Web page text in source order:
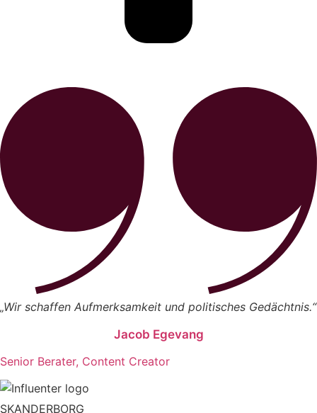
„Wir schaffen Aufmerksamkeit und politisches Gedächtnis.“
Jacob Egevang
Senior Berater, Content Creator
SKANDERBORG